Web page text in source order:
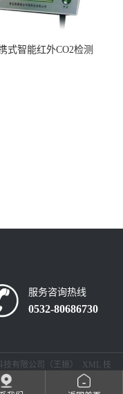
式智能红外CO2检测
服务咨询热线
0532-80686730
有限公司（王振） XML
技